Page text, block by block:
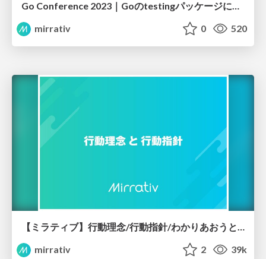
Go Conference 2023｜Goのtestingパッケージにコミットした話
mirrativ
0 520
【ミラティブ】行動理念/行動指針/わかりあおうとし続けるガイドライン
mirrativ
2 39k